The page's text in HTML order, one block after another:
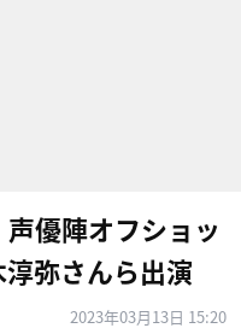
声優陣オフショッ
淳弥さんら出演
2023年03月13日 15:20